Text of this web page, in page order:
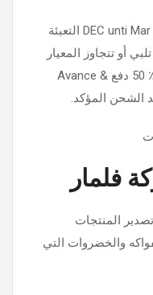
مستدير أكثر جاذبية التوفر: DEC unti Mar Shippin التعبئة
أو تتجاوز المعيار
الدولي ISO ، FDA ، HACCP الدفع:٪ 50 دفع Avance &
فلمار
المنتجات
والخضروات التي